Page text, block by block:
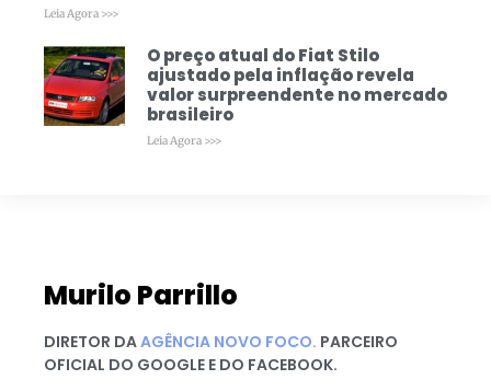
Leia Agora >>>
O preço atual do Fiat Stilo
ajustado pela inflação revela
valor surpreendente no mercado
brasileiro
Leia Agora >>>
Murilo Parrillo
DIRETOR DAAGÊNCIA NOVO FOCO. PARCEIRO
OFICIAL DO GOOGLE E DO FACEBOOK.